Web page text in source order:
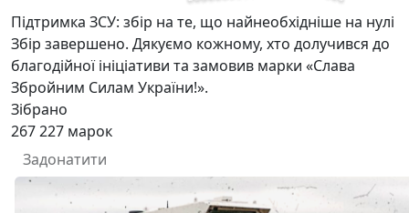
Підтримка ЗСУ: збір на те, що найнеобхідніше на нулі
Збір завершено. Дякуємо кожному, хто долучився до
благодійної ініціативи та замовив марки «Слава
Збройним Силам України!».
Зібрано
267 227 марок
Задонатити